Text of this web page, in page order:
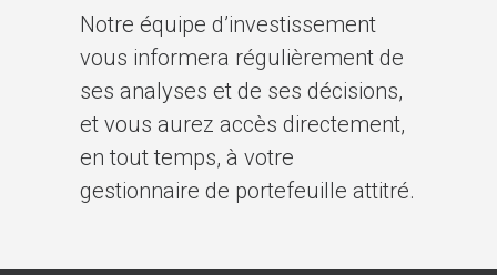
Notre équipe d’investissement
vous informera régulièrement de
ses analyses et de ses décisions,
et vous aurez accès directement,
en tout temps, à votre
gestionnaire de portefeuille attitré.